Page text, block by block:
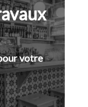
votre